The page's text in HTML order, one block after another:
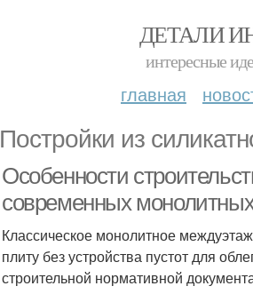
ДЕТАЛИ
интересные
главная
Постройки из
Особенности
современных
Классическое монолитное
плиту без устройства пустот для
строительной нормативной